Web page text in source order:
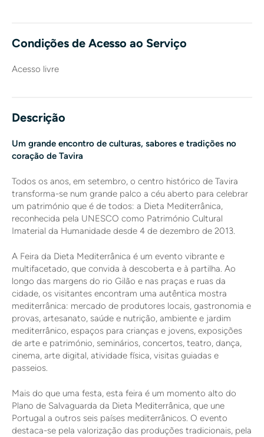
Condições de Acesso ao Serviço
Acesso livre
Descrição
Um grande encontro de culturas, sabores e tradições no
coração de Tavira
Todos os anos, em setembro, o centro histórico de Tavira
transforma-se num grande palco a céu aberto para celebrar
um património que é de todos: a Dieta Mediterrânica,
reconhecida pela UNESCO como Património Cultural
Imaterial da Humanidade desde 4 de dezembro de 2013.
A Feira da Dieta Mediterrânica é um evento vibrante e
multifacetado, que convida à descoberta e à partilha. Ao
longo das margens do rio Gilão e nas praças e ruas da
cidade, os visitantes encontram uma autêntica mostra
mediterrânica: mercado de produtores locais, gastronomia e
provas, artesanato, saúde e nutrição, ambiente e jardim
mediterrânico, espaços para crianças e jovens, exposições
de arte e património, seminários, concertos, teatro, dança,
cinema, arte digital, atividade física, visitas guiadas e
passeios.
Mais do que uma festa, esta feira é um momento alto do
Plano de Salvaguarda da Dieta Mediterrânica, que une
Portugal a outros seis países mediterrânicos. O evento
destaca-se pela valorização das produções tradicionais, pela